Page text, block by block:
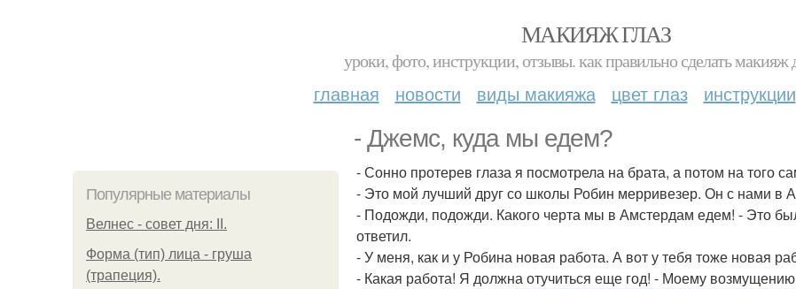
МАКИЯЖ ГЛАЗ
уроки, фото, инструкции, отзывы. как правильно сделать макияж
главная новости виды макияжа цвет глаз инструкции
- Джемс, куда мы едем?
Популярные материалы
Велнес - совет дня: II.
Форма (тип) лица - груша
(трапеция).
- Сонно протерев глаза я посмотрела на брата, а потом на того
- Это мой лучший друг со школы Робин мерривезер. Он с нами в
- Подожди, подожди. Какого черта мы в Амстердам едем! - Это
ответил.
- У меня, как и у Робина новая работа. А вот у тебя тоже новая
- Какая работа! Я должна отучиться еще год! - Моему